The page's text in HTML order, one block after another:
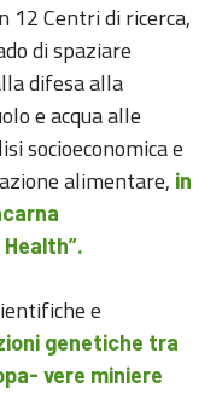
12 Centri di ricerca,
di spaziare
difesa alla
e acqua alle
socioeconomica e
alimentare, in
e
genetiche tra
vere miniere